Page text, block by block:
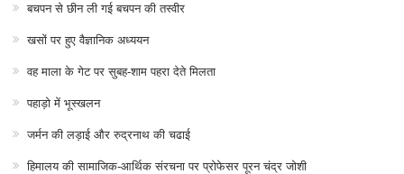
बचपन से छीन ली गई बचपन की तस्वीर
खसों पर हुए वैज्ञानिक अध्ययन
वह माला के गेट पर सुबह-शाम पहरा देते मिलता
पहाड़ो में भूस्खलन
जर्मन की लड़ाई और रुद्रनाथ की चढाई
हिमालय की सामाजिक-आर्थिक संरचना पर प्रोफेसर पूरन चंद्र जोशी